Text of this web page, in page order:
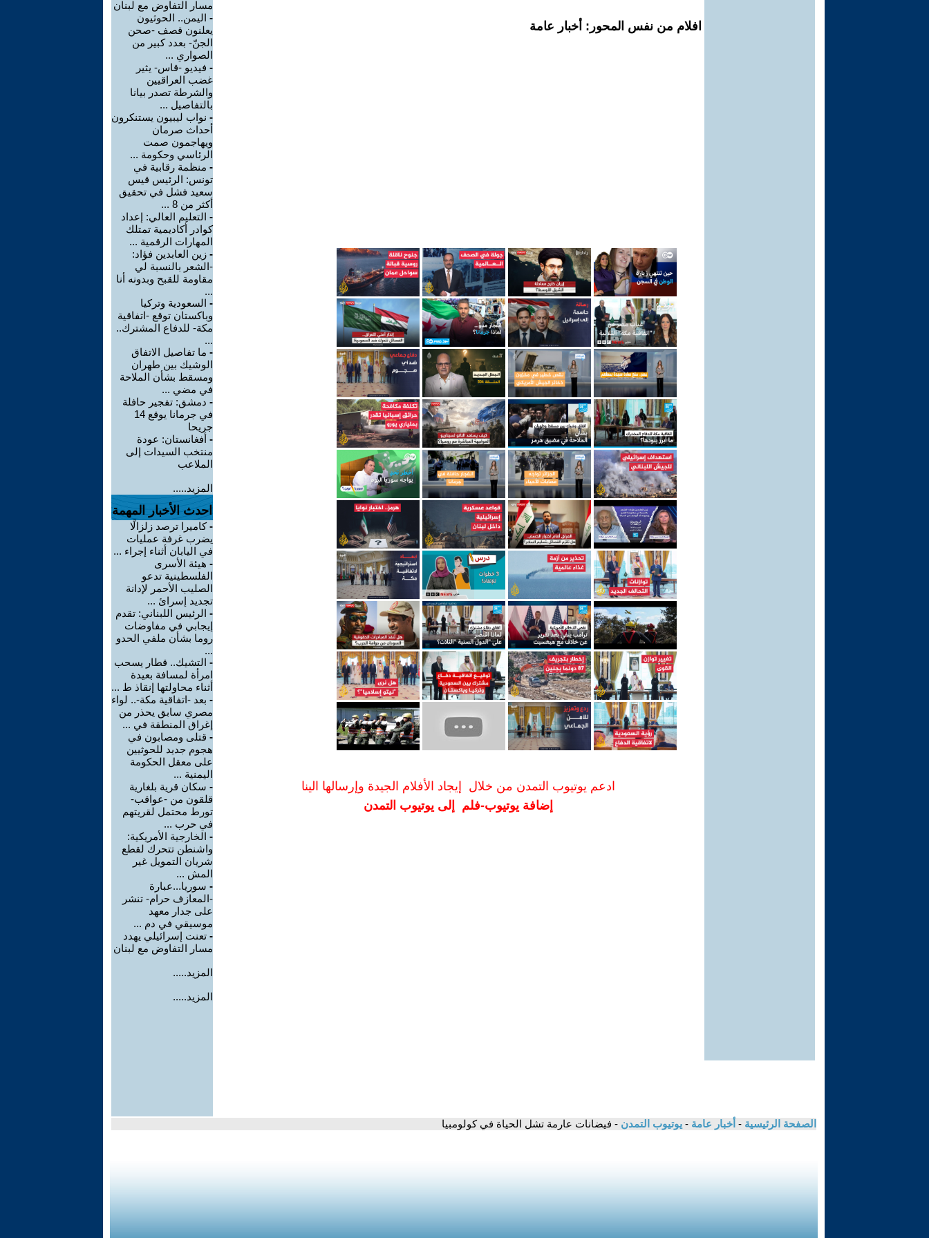
افلام من نفس المحور: أخبار عامة
ادعم يوتيوب التمدن من خلال إيجاد الأفلام الجيدة وإرسالها الينا
إضافة يوتيوب-فلم إلى يوتيوب التمدن
مسار التفاوض مع لبنان
- اليمن.. الحوثيون
يعلنون قصف -صحن
الجنّ- بعدد كبير من
الصواري ...
- فيديو -قاس- يثير
غضب العراقيين
والشرطة تصدر بيانا
بالتفاصيل ...
- نواب ليبيون يستنكرون
أحداث صرمان
ويهاجمون صمت
الرئاسي وحكومة ...
- منظمة رقابية في
تونس: الرئيس قيس
سعيد فشل في تحقيق
أكثر من 8 ...
- التعليم العالي: إعداد
كوادر أكاديمية تمتلك
المهارات الرقمية ...
- زين العابدين فؤاد:
-الشعر بالنسبة لي
مقاومة للقبح وبدونه أنا
...
- السعودية وتركيا
وباكستان توقع -اتفاقية
مكة- للدفاع المشترك..
...
- ما تفاصيل الاتفاق
الوشيك بين طهران
ومسقط بشأن الملاحة
في مضي ...
- دمشق: تفجير حافلة
في جرمانا يوقع 14
جريحا
- أفغانستان: عودة
منتخب السيدات إلى
الملاعب
المزيد.....
احدث الأخبار المهمة
-كاميرا ترصد زلزالًا
يضرب غرفة عمليات
في اليابان أثناء إجراء ...
- هيئة الأسرى
الفلسطينية تدعو
الصليب الأحمر لإدانة
تجديد إسرائ ...
- الرئيس اللبناني: تقدم
إيجابي في مفاوضات
روما بشأن ملفي الحدو
...
- التشيك.. قطار يسحب
امرأة لمسافة بعيدة
أثناء محاولتها إنقاذ ط ...
- بعد -اتفاقية مكة-.. لواء
مصري سابق يحذر من
إغراق المنطقة في ...
- قتلى ومصابون في
هجوم جديد للحوثيين
على معقل الحكومة
اليمنية ...
- سكان قرية بلغارية
قلقون من -عواقب-
تورط محتمل لقريتهم
في حرب ...
- الخارجية الأمريكية:
واشنطن تتحرك لقطع
شريان التمويل غير
المش ...
- سوريا...عبارة
-المعازف حرام- تنشر
على جدار معهد
موسيقي في دم ...
- تعنت إسرائيلي يهدد
مسار التفاوض مع لبنان
المزيد.....
المزيد.....
الصفحة الرئيسية - أخبار عامة - يوتيوب التمدن - فيضانات عارمة تشل الحياة في كولومبيا